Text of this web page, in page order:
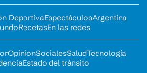
DeportivaEspectáculosArgentina
RecetasEn las redes
OpinionSocialesSaludTecnología
Estado del tránsito